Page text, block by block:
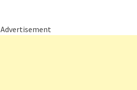
Advertisement